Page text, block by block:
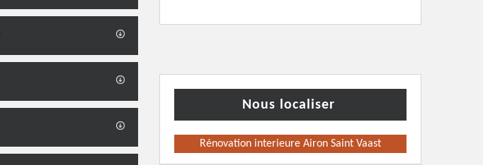
Nous localiser
Rénovation interieure Airon Saint Vaast